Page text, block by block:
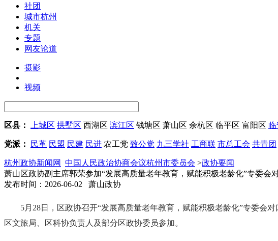
社团
城市杭州
机关
专题
网友论道
摄影
视频
区县： 上城区 拱墅区 西湖区 滨江区 钱塘区 萧山区 余杭区 临平区 富阳区
党派： 民革 民盟 民建 民进 农工党 致公党 九三学社 工商联 市总工会 共青团
杭州政协新闻网 中国人民政治协商会议杭州市委员会 >政协要闻
萧山区政协副主席郭荣参加“发展高质量老年教育，赋能积极老龄化”专委会
发布时间：2026-06-02 萧山政协
5月28日，区政协召开“发展高质量老年教育，赋能积极老龄化”专委会
区文旅局、区科协负责人及部分区政协委员参加。